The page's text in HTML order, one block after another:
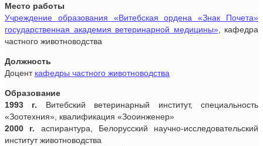
Место работы
Учреждение образования «Витебская ордена «Знак Почета»
государственная академия ветеринарной медицины», кафедра
частного животноводства
Должность
Доцент кафедры частного животноводства
Образование
1993 г. Витебский ветеринарный институт, специальность
«Зоотехния», квалификация «Зооинженер»
2000 г. аспирантура, Белорусский научно-исследовательский
институт животноводства